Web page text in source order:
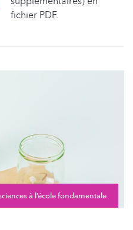
fichier PDF.
à l’école fondamentale